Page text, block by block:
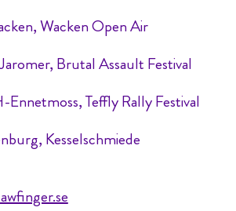
Wacken Open Air
Brutal Assault Festival
Teffly Rally Festival
Kesselschmiede